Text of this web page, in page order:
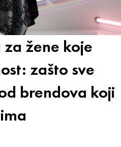
žene koje
zašto sve
brendova koji